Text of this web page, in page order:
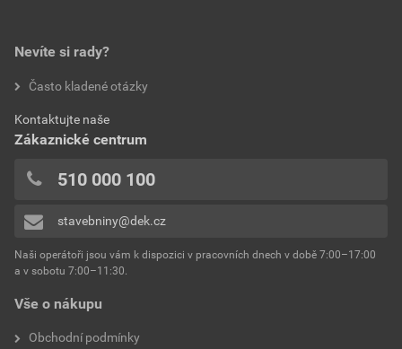
Vše o nákupu
Obchodní podmínky
Nevíte si rady?
Často kladené otázky
Kontaktujte naše
Zákaznické centrum
510 000 100
stavebniny@dek.cz
Naši operátoři jsou vám k dispozici v pracovních dnech v době 7:00–17:00
a v sobotu 7:00–11:30.